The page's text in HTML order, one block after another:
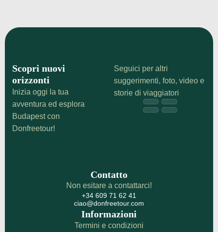
Scopri nuovi
orizzonti
Inizia oggi la tua
avventura ed esplora
Budapest con
Donfreetour!
Seguici per altri
suggerimenti, foto, video e
storie di viaggiatori
Contatto
Non esitare a contattarci!
+34 609 71 62 41
ciao@donfreetour.com
Informazioni
Termini e condizioni